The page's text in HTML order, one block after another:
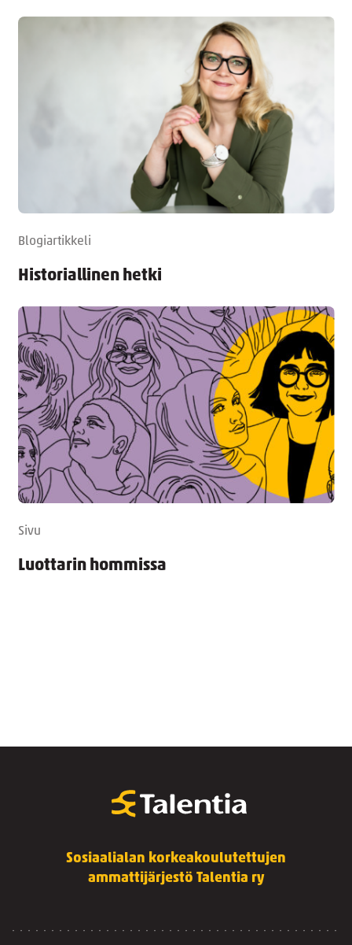
Blogiartikkeli
Historiallinen hetki
Sivu
Luottarin hommissa
Sosiaalialan korkeakoulutettujen
ammattijärjestö Talentia ry